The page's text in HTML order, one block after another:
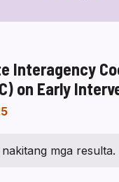
Interagency
on Early
mga resulta.